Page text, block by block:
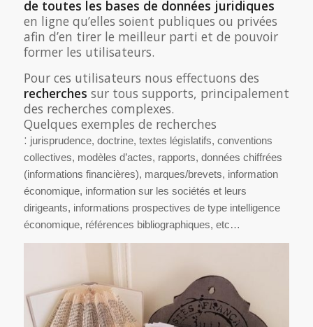
de toutes les bases de données juridiques
en ligne qu’elles soient publiques ou privées
afin d’en tirer le meilleur parti et de pouvoir
former les utilisateurs.
Pour ces utilisateurs nous effectuons des
recherches sur tous supports, principalement
des recherches complexes.
Quelques exemples de recherches
: jurisprudence, doctrine, textes législatifs, conventions
collectives, modèles d’actes, rapports, données chiffrées
(informations financières), marques/brevets, information
économique, information sur les sociétés et leurs
dirigeants, informations prospectives de type intelligence
économique, références bibliographiques, etc…